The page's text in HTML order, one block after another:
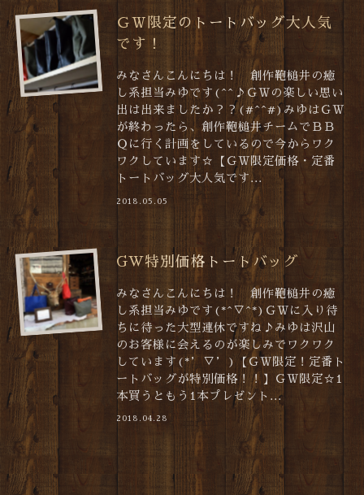
ＧＷ限定のトートバッグ大人気
です！
みなさんこんにちは！ 創作鞄槌井の癒
し系担当みゆです(^^♪ＧＷの楽しい思い
出は出来ましたか？？(#^^#)みゆはＧＷ
が終わったら、創作鞄槌井チームでＢＢ
Ｑに行く計画をしているので今からワク
ワクしています☆【ＧＷ限定価格・定番
トートバッグ大人気です...
2018.05.05
GW特別価格トートバッグ
みなさんこんにちは！ 創作鞄槌井の癒
し系担当みゆです(*^▽^*)ＧＷに入り待
ちに待った大型連休ですね♪みゆは沢山
のお客様に会えるのが楽しみでワクワク
しています(*’▽’)【ＧＷ限定！定番ト
ートバッグが特別価格！！】ＧＷ限定☆1
本買うともう1本プレゼント...
2018.04.28